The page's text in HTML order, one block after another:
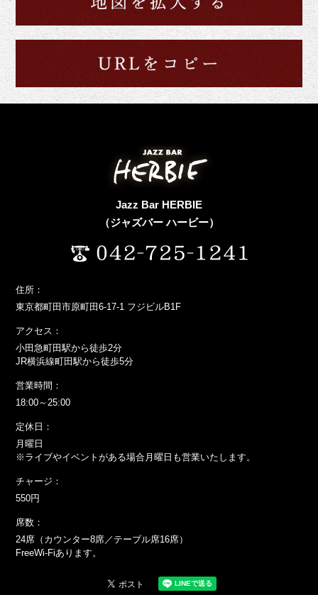
Jazz Bar HERBIE
（ジャズバー ハービー）
住所：
東京都町田市原町田6-17-1 フジビルB1F
アクセス：
小田急町田駅から徒歩2分
JR横浜線町田駅から徒歩5分
営業時間：
18:00～25:00
定休日：
月曜日
※ライブやイベントがある場合月曜日も営業いたします。
チャージ：
550円
席数：
24席（カウンター8席／テーブル席16席）
FreeWi-Fiあります。